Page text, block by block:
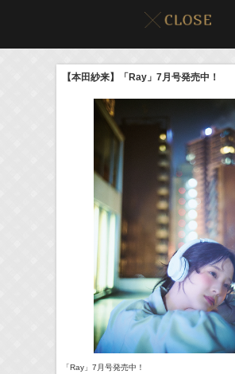
本日の出演情報8/7(Fri) イベント
17:10-17:30
( Radio
22:00-
Tシャツが乾くまで
【本田紗来】「Ray」7月号発売中！
「Ray」7月号発売中！